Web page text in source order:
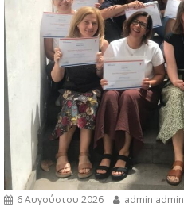
6 Αυγούστου 2026 admin admin